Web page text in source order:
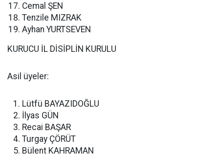
Cemal ŞEN
Tenzile MIZRAK
Ayhan YURTSEVEN
KURUCU İL DİSİPLİN KURULU
Asil üyeler:
Lütfü BAYAZIDOĞLU
İlyas GÜN
Recai BAŞAR
Turgay ÇÖRÜT
Bülent KAHRAMAN